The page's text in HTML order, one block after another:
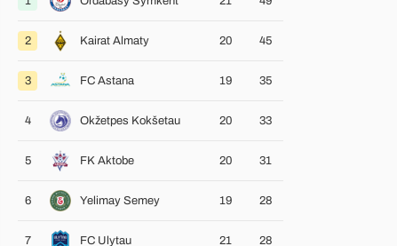
2 Kairat Almaty 20 45
3 FC Astana 19 35
4 Okžetpes Kokšetau 20 33
5 FK Aktobe 20 31
6 Yelimay Semey 19 28
7 FC Ulytau 21 28